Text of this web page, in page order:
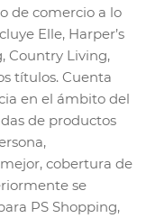
de comercio a lo
Elle, Harper’s
Country Living,
títulos. Cuenta
en el ámbito del
de productos
cobertura de
se
PS Shopping,